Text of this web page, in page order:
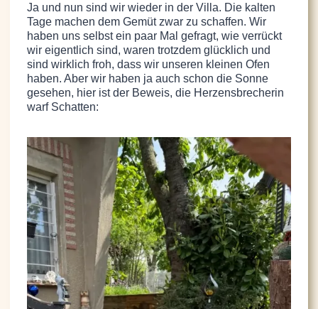
Ja und nun sind wir wieder in der Villa. Die kalten
Tage machen dem Gemüt zwar zu schaffen. Wir
haben uns selbst ein paar Mal gefragt, wie verrückt
wir eigentlich sind, waren trotzdem glücklich und
sind wirklich froh, dass wir unseren kleinen Ofen
haben. Aber wir haben ja auch schon die Sonne
gesehen, hier ist der Beweis, die Herzensbrecherin
warf Schatten: